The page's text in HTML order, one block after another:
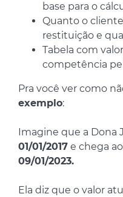
base para o
Quanto o
restituição e
Tabela com
competência
Pra você ver como
exemplo:
Imagine que a Dona
01/01/2017 e chega
09/01/2023.
Ela diz que o valor